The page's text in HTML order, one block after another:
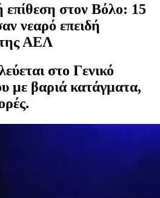
στον Βόλο: 15
νεαρό επειδή
ΑΕΛ
στο Γενικό
με βαριά κατάγματα,